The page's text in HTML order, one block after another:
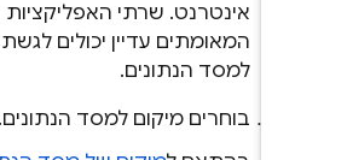
אינטרנט. שרתי האפליקציות
המאומתים עדיין יכולים לגשת
למסד הנתונים.
בוחרים מיקום למסד הנתונים.